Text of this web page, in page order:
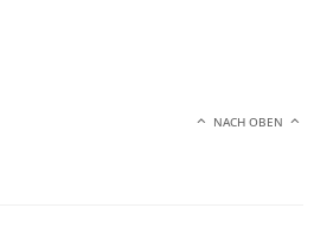
NACH OBEN